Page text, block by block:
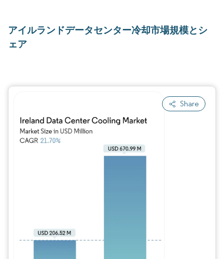
アイルランドデータセンター冷却市場規模とシ
ェア
Share